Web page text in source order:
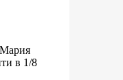
в 1/8